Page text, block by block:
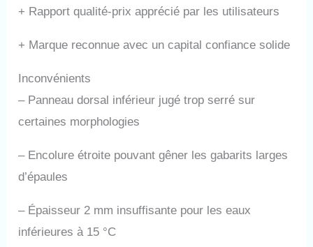
+ Rapport qualité-prix apprécié par les utilisateurs
+ Marque reconnue avec un capital confiance solide
Inconvénients
–Panneau dorsal inférieur jugé trop serré sur
certaines morphologies
–Encolure étroite pouvant gêner les gabarits larges
d’épaules
–Épaisseur 2 mm insuffisante pour les eaux
inférieures à 15 °C